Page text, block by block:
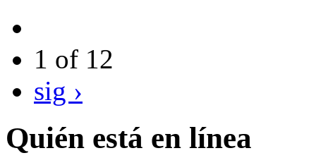
1 of 12
sig ›
Quién está en línea